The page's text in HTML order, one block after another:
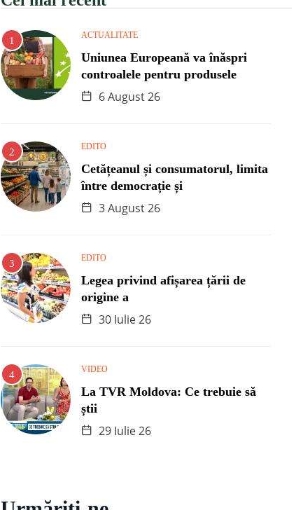
ACTUALITATE
Uniunea Europeană va înăspri
controalele pentru produsele
6 August 26
EDITO
Cetățeanul și consumatorul, limita
între democrație și
3 August 26
EDITO
Legea privind afișarea țării de
origine a
30 Iulie 26
VIDEO
La TVR Moldova: Ce trebuie să
știi
29 Iulie 26